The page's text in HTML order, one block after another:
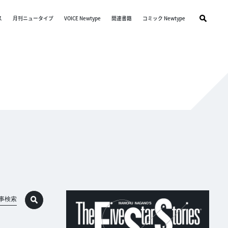
月刊ニュータイプ VOICE Newtype 関連書籍 コミック Newtype
検索